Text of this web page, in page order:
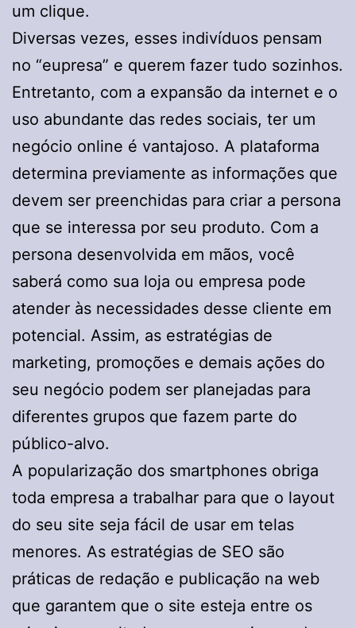
um clique.
Diversas vezes, esses indivíduos pensam
no “eupresa” e querem fazer tudo sozinhos.
Entretanto, com a expansão da internet e o
uso abundante das redes sociais, ter um
negócio online é vantajoso. A plataforma
determina previamente as informações que
devem ser preenchidas para criar a persona
que se interessa por seu produto. Com a
persona desenvolvida em mãos, você
saberá como sua loja ou empresa pode
atender às necessidades desse cliente em
potencial. Assim, as estratégias de
marketing, promoções e demais ações do
seu negócio podem ser planejadas para
diferentes grupos que fazem parte do
público-alvo.
A popularização dos smartphones obriga
toda empresa a trabalhar para que o layout
do seu site seja fácil de usar em telas
menores. As estratégias de SEO são
práticas de redação e publicação na web
que garantem que o site esteja entre os